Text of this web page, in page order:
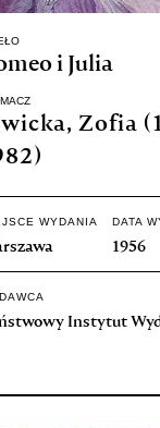
i Julia
Zofia
WYDANIA DATA
1956
Instytut